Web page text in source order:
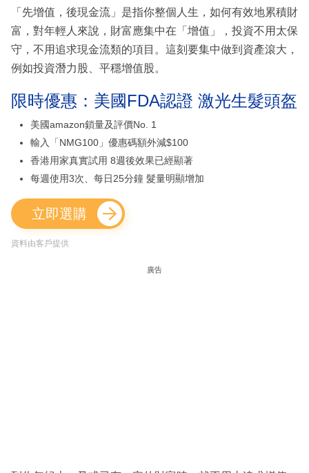
「先增值，後現金流」是指你整個人生，如何有效地累積財
富，對年輕人來說，財富應集中在「增值」，投資不用太保
守，不用追求現金流類的項目。這刻要集中做到資產滾大，
例如投資潛力股、平穩增值股。
限時優惠：美國FDA認證 激光生髮頭盔
美國amazon鎖量及評價No. 1
輸入「NMG100」優惠碼額外減$100
香港用家真實試用 8週後效果已經顯著
每週使用3次、每日25分鐘 髮量明顯增加
立即選購
資料由客戶提供
廣告